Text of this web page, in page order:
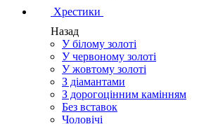
Хрестики
Назад
У білому золоті
У червоному золоті
У жовтому золоті
З діамантами
З дорогоцінним камінням
Без вставок
Чоловічі